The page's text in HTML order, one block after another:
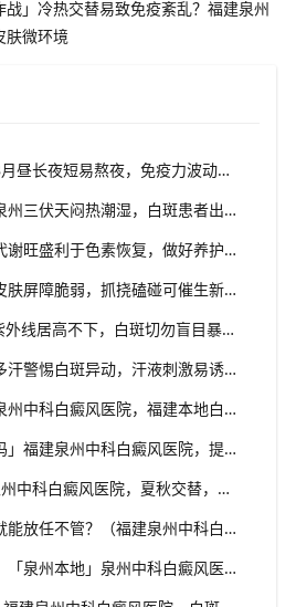
战」冷热交替易致免疫紊乱？福建泉州
肤微环境
「谨防白斑悄悄发展」8月昼长夜短易熬夜，免疫力波动干扰黑素细胞，福建泉州中科白癜风医院教你安稳度过白癜风高发季
【闽南暑季白斑困扰】泉州三伏天闷热潮湿，白斑患者出汗后及时清洁，福建泉州中科白癜风医院解析夏季白斑诱因
“抓住复色窗口期” 夏季代谢旺盛利于色素恢复，做好养护结合规范干预，福建泉州中科白癜风医院助力白斑科学复色
（白斑别乱处理）夏季皮肤屏障脆弱，抓挠磕碰可催生新白斑，福建泉州中科白癜风医院科普盛夏白癜风防护小常识
「暑期白斑高发」8 月紫外线居高不下，白斑切勿盲目暴晒，福建泉州中科白癜风医院提醒做好科学防晒规避扩散风险
【盛夏祛白提醒】高温多汗警惕白斑异动，汗液刺激易诱发同形反应，福建泉州中科白癜风医院分享夏季白斑稳护要点
【夏秋换季皮肤敏感】泉州中科白癜风医院，福建本地白斑朋友，做好日常护理很关键
「白斑秋季会自行好转吗」福建泉州中科白癜风医院，提醒广大患者切勿抱有侥幸心理
“余热未散秋风渐起”✨泉州中科白癜风医院，夏秋交替，白癜风患者饮食要多留心
立秋气温回落，白癜风就能放任不管？（福建泉州中科白癜风医院）这些误区要避开
【八月下旬白癜风常识】「泉州本地」泉州中科白癜风医院，换季调适，守护皮肤健康状态